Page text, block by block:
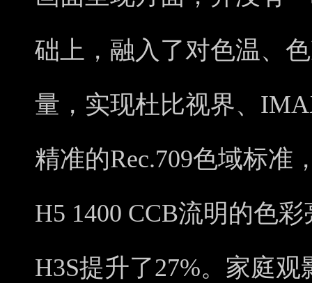
础上，融入了对色温、
量，实现杜比视界、
精准的Rec.709色域标准
H5 1400 CCB流明的色
H3S提升了27%。家庭